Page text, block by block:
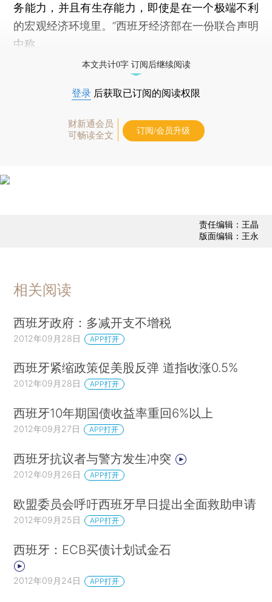
务能力，并且有生存能力，即使是在一个极端不利
的宏观经济环境里。”西班牙经济部在一份联合声明
中称。
本文共计0字 订阅后继续阅读
登录 后获取已订阅的阅读权限
财新通会员
可畅读全文
订阅/会员升级
责任编辑：王晶
版面编辑：王永
相关阅读
西班牙政府：多减开支不增税
2012年09月28日 APP打开
西班牙紧缩政策促美股反弹 道指收涨0.5%
2012年09月28日 APP打开
西班牙10年期国债收益率重回6%以上
2012年09月27日 APP打开
西班牙抗议者与警方发生冲突
2012年09月26日 APP打开
欧盟委员会呼吁西班牙早日提出全面救助申请
2012年09月25日 APP打开
西班牙：ECB买债计划试金石
2012年09月24日 APP打开